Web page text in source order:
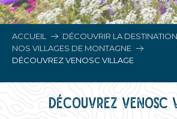
ACCUEIL
DÉCOUVRIR LA DESTINATION
NOS VILLAGES DE MONTAGNE
DÉCOUVREZ VENOSC VILLAGE
DÉCOUVREZ VENOSC